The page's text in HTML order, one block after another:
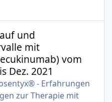
mit
und
mit
vom
Dez. 2021
- Erfahrungen
zur Therapie mit